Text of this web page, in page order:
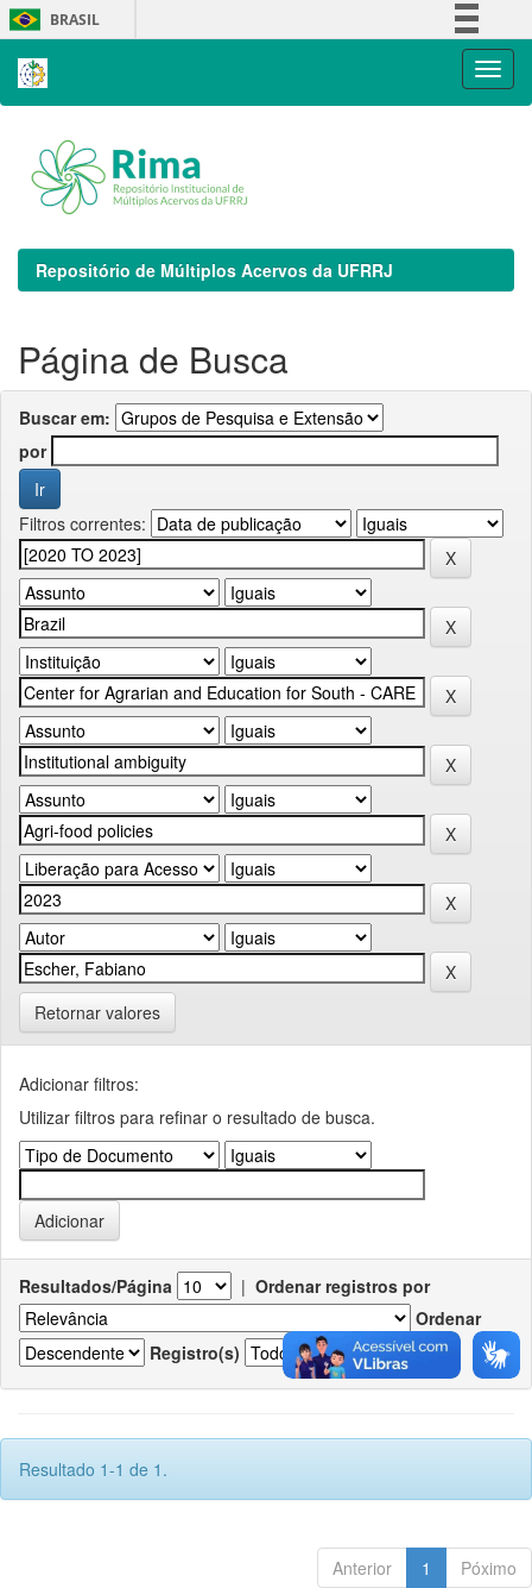
Skip
navigation
BRASIL
Repositório de Múltiplos Acervos da UFRRJ
Página de Busca
Buscar em:
por
Filtros correntes:
Retornar valores
Adicionar filtros:
Utilizar filtros para refinar o resultado de busca.
Resultados/Página | Ordenar registros por
Ordenar
Registro(s)
Resultado 1-1 de 1.
Anterior 1 Póximo